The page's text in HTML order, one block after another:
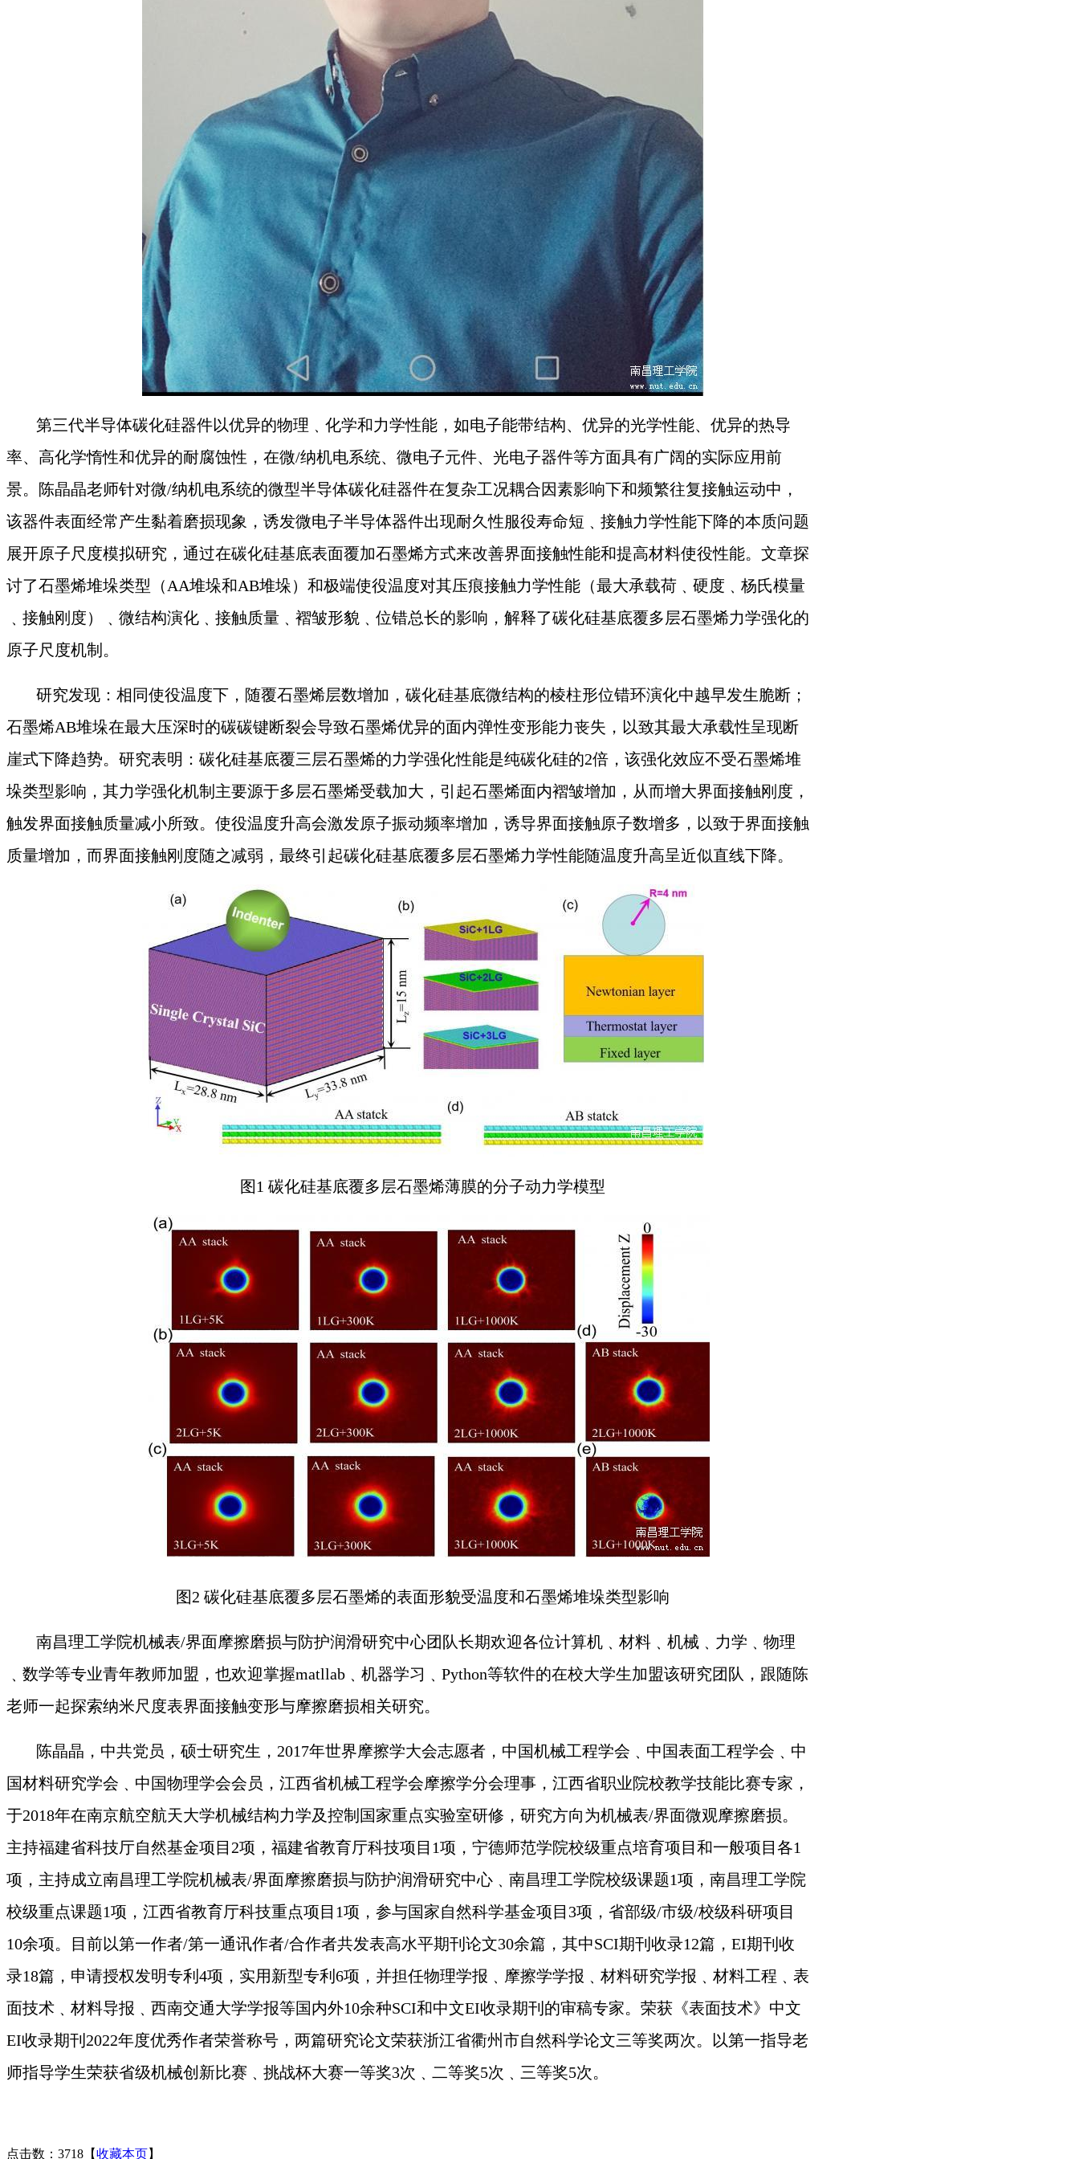
第三代半导体碳化硅器件以优异的物理﹑化学和力学性能，如电子能带结构、优异的光学性能、优异的热导
率、高化学惰性和优异的耐腐蚀性，在微/纳机电系统、微电子元件、光电子器件等方面具有广阔的实际应用前
景。陈晶晶老师针对微/纳机电系统的微型半导体碳化硅器件在复杂工况耦合因素影响下和频繁往复接触运动中，
该器件表面经常产生黏着磨损现象，诱发微电子半导体器件出现耐久性服役寿命短﹑接触力学性能下降的本质问题
展开原子尺度模拟研究，通过在碳化硅基底表面覆加石墨烯方式来改善界面接触性能和提高材料使役性能。文章探
讨了石墨烯堆垛类型（ AA堆垛和AB堆垛）和极端使役温度对其压痕接触力学性能 （最大承载荷﹑硬度﹑杨氏模量
﹑接触刚度）﹑微结构演化﹑接触质量﹑褶皱形貌﹑位错总长的影响，解释了碳化硅基底覆多层石墨烯力学强化的
原子尺度机制。
研究发现：相同使役温度下，随覆石墨烯层数增加，碳化硅基底微结构的棱柱形位错环演化中越早发生脆断；
石墨烯AB堆垛在最大压深时的碳碳键断裂会导致石墨烯优异的面内弹性变形能力丧失，以致其最大承载性呈现断
崖式下降趋势。研究表明：碳化硅基底覆三层石墨烯的力学强化性能是纯碳化硅的2倍，该强化效应不受石墨烯堆
垛类型影响，其力学强化机制主要源于多层石墨烯受载加大，引起石墨烯面内褶皱增加，从而增大界面接触刚度，
触发界面接触质量减小所致。使役温度升高会激发原子振动频率增加，诱导界面接触原子数增多，以致于界面接触
质量增加，而界面接触刚度随之减弱，最终引起碳化硅基底覆多层石墨烯力学性能随温度升高呈近似直线下降。
图1碳化硅基底覆多层石墨烯薄膜的分子动力学模型
图2 碳化硅基底覆多层石墨烯的表面形貌受温度和石墨烯堆垛类型影响
南昌理工学院机械表/界面摩擦磨损与防护润滑研究中心团队长期欢迎各位计算机﹑材料﹑机械﹑力学﹑物理
﹑数学等专业青年教师加盟，也欢迎掌握matllab﹑机器学习﹑Python等软件的在校大学生加盟该研究团队，跟随陈
老师一起探索纳米尺度表界面接触变形与摩擦磨损相关研究。
陈晶晶，中共党员，硕士研究生，2017年世界摩擦学大会志愿者，中国机械工程学会﹑中国表面工程学会﹑中
国材料研究学会﹑中国物理学会会员，江西省机械工程学会摩擦学分会理事，江西省职业院校教学技能比赛专家，
于2018年在南京航空航天大学机械结构力学及控制国家重点实验室研修，研究方向为机械表/界面微观摩擦磨损。
主持福建省科技厅自然基金项目2项，福建省教育厅科技项目1项，宁德师范学院校级重点培育项目和一般项目各1
项，主持成立南昌理工学院机械表/界面摩擦磨损与防护润滑研究中心﹑ 南昌理工学院校级课题1项，南昌理工学院
校级重点课题1项，江西省教育厅科技重点项目1项 ，参与国家自然科学基金项目3项，省部级/市级/校级科研项目
10余项。目前以第一作者/第一通讯作者/合作者共发表高水平期刊论文30余篇，其中SCI期刊收录12篇，EI期刊收
录18篇，申请授权发明专利4项，实用新型专利6项，并担任物理学报﹑摩擦学学报﹑材料研究学报﹑材料工程﹑表
面技术﹑材料导报﹑西南交通大学学报等国内外10余种SCI和中文EI收录期刊的审稿专家。荣获《表面技术》中文
EI收录期刊2022年度优秀作者荣誉称号，两篇研究论文荣获浙江省衢州市自然科学论文三等奖两次。以第一指导老
师指导学生荣获省级机械创新比赛﹑挑战杯大赛一等奖3次﹑二等奖5次﹑三等奖5次。
点击数：3718 【收藏本页】